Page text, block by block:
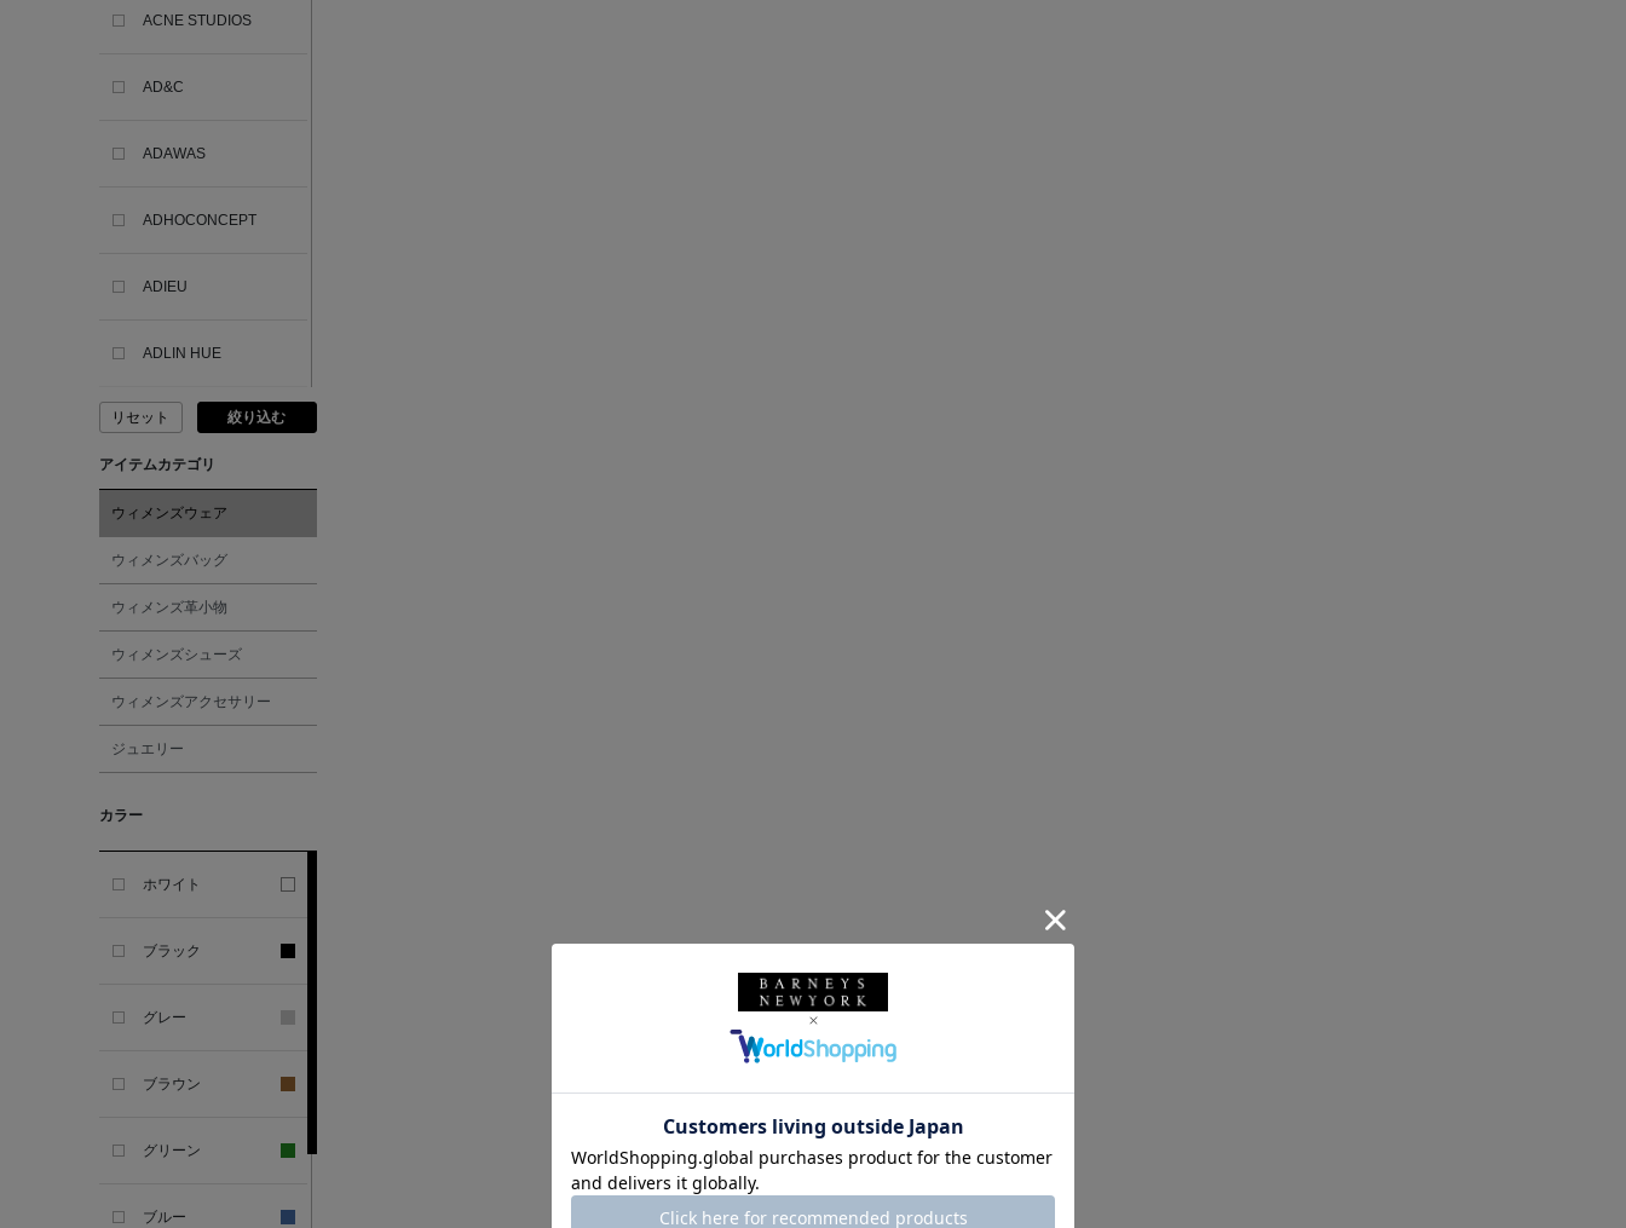
ACNE STUDIOS
AD&C
ADAWAS
ADHOCONCEPT
ADIEU
ADLIN HUE
ADVISORY BOARD
AESOP
ALBERT THURSTON
ALESSANDRO
リセット 絞り込む
アイテムカテゴリ
ウィメンズウェア
ウィメンズバッグ
ウィメンズ革小物
ウィメンズシューズ
ウィメンズアクセサリー
ジュエリー
カラー
ホワイト
ブラック
グレー
ブラウン
グリーン
ブルー